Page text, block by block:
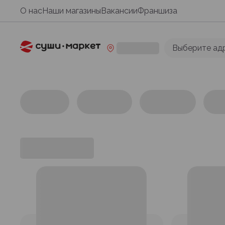
О насНаши магазиныВакансииФраншиза
Выберите